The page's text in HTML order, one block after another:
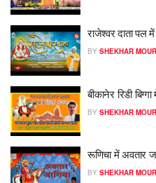
राजेश्वर दाता पल में
BY SHEKHAR
बीकानेर रिडी
BY SHEKHAR
रूणिचा में अवतार
BY SHEKHAR